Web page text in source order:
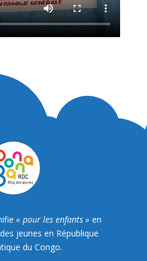
« pour les enfants » en
jeunes en République
du Congo.